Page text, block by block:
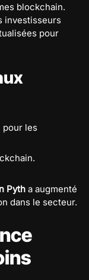
blockchain.
investisseurs
pour
pour les
Pyth a augmenté
dans le secteur.